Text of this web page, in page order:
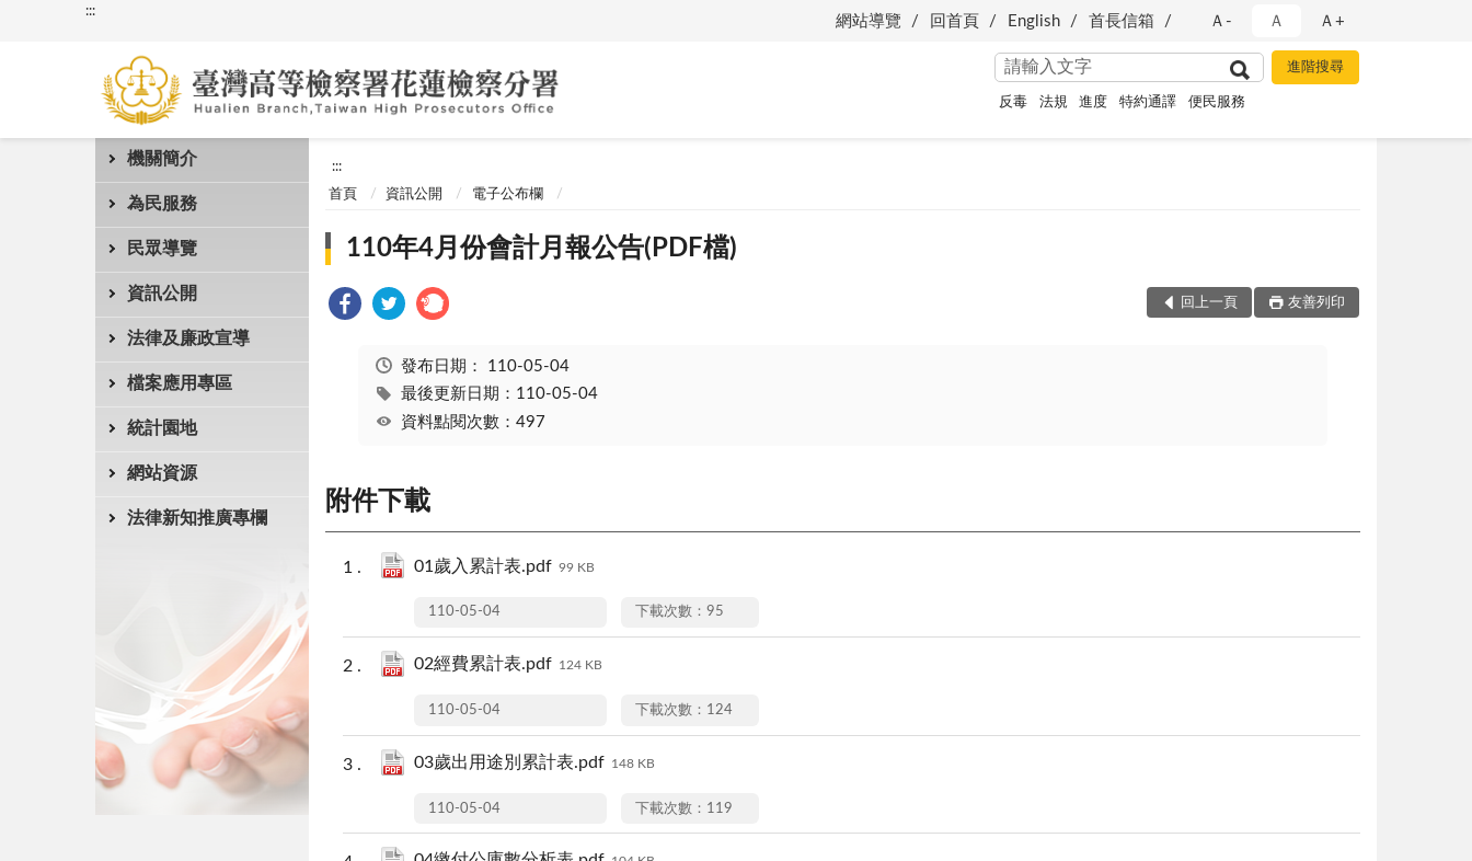
:::
網站導覽 回首頁 English 首長信箱 Ａ- Ａ Ａ+
反毒 法規 進度 特約通譯 便民服務
機關簡介
為民服務
民眾導覽
資訊公開
法律及廉政宣導
檔案應用專區
統計園地
網站資源
法律新知推廣專欄
:::
首頁 資訊公開 電子公布欄
110年4月份會計月報公告(PDF檔)
回上一頁 友善列印
發布日期： 110-05-04
最後更新日期：110-05-04
資料點閱次數：497
附件下載
01歲入累計表.pdf 99 KB
110-05-04 下載次數：95
02經費累計表.pdf 124 KB
110-05-04 下載次數：124
03歲出用途別累計表.pdf 148 KB
110-05-04 下載次數：119